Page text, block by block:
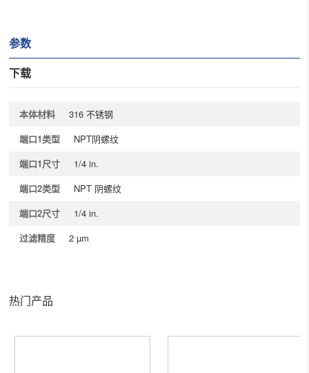
参数
下载
本体材料
316 不锈钢
端口1类型
NPT阴螺纹
端口1尺寸
1/4 in.
端口2类型
NPT 阴螺纹
端口2尺寸
1/4 in.
过滤精度
2 µm
热门产品